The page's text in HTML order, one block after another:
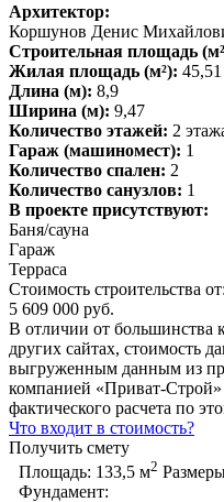
Архитектор:
Коршунов Денис
Строительная площадь
Жилая площадь (м²): 45,51
Длина (м): 8,9
Ширина (м): 9,47
Количество этажей: 2
Гараж (машиномест): 1
Количество спален: 2
Количество санузлов: 1
В проекте присутствуют:
Баня/сауна
Гараж
Терраса
Стоимость строительства от:
5 609 000 руб.
В отличии от большинства
других сайтах, стоимость
выгруженным данным из
компанией «Приват-
фактического расчета по
Что входит в стоимость?
Получить смету
Площадь: 133,5 м2
Фундамент: